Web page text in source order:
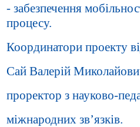
- забезпечення
процесу.
Координатори проекту
Сай Валерій
проректор з науково-
міжнародних зв’язків.